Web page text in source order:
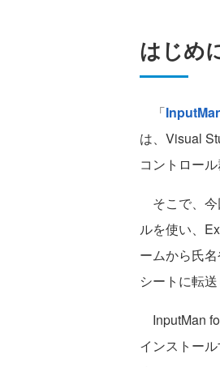
はじめ
「
は、Visual
コントロー
そこで、今
ルを使い、
ームから氏
シートに転送
InputMan
インストー